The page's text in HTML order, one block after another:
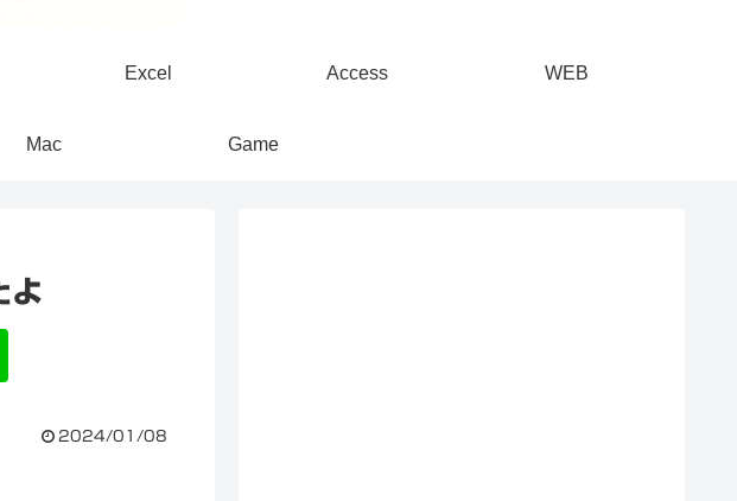
Excel Access WEB
Mac Game
よ
2024/01/08